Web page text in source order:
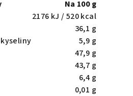
Na 100 g
2176 kJ / 520 kcal
36,1 g
5,9 g
47,9 g
43,7 g
6,4 g
0,01 g